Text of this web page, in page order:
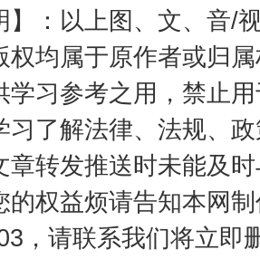
】：以上图、文、音/
权均属于原作者或归
学习参考之用，禁止
习了解法律、法规、
章转发推送时未能及
的权益烦请告知本网
，请联系我们将立即